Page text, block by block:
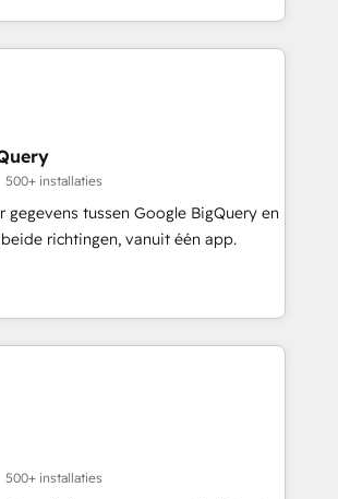
500+ installaties
gegevens tussen Google BigQuery en
richtingen, vanuit één app.
500+ installaties